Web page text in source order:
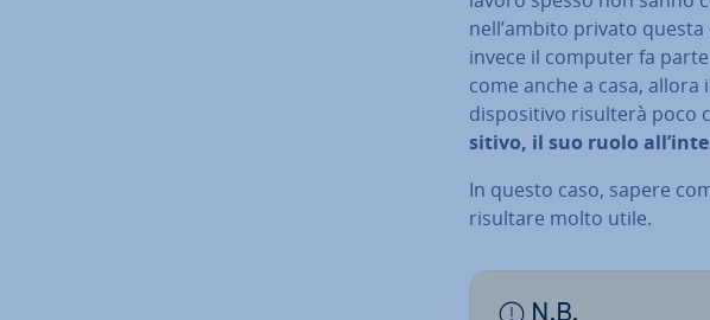
nell’ambito privato
invece il computer fa
come anche a casa,
di­spo­si­ti­vo risulterà poco
si­ti­vo, il suo ruolo
In questo caso, sapere
risultare molto utile.